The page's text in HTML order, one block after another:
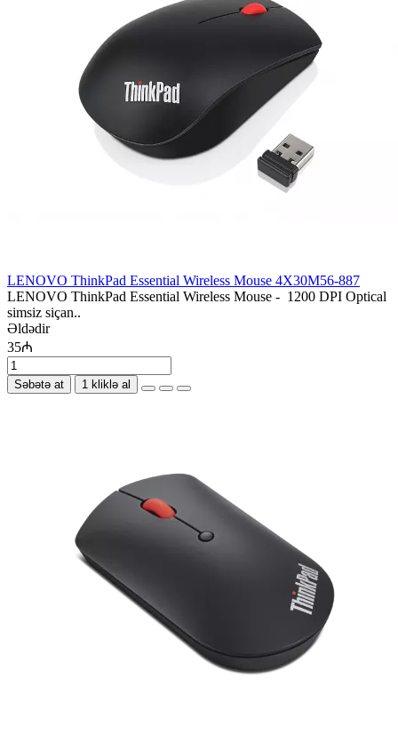
LENOVO ThinkPad Essential Wireless Mouse 4X30M56-887
LENOVO ThinkPad Essential Wireless Mouse - 1200 DPI Optical
simsiz siçan..
Əldədir
35₼
Səbətə at 1 kliklə al